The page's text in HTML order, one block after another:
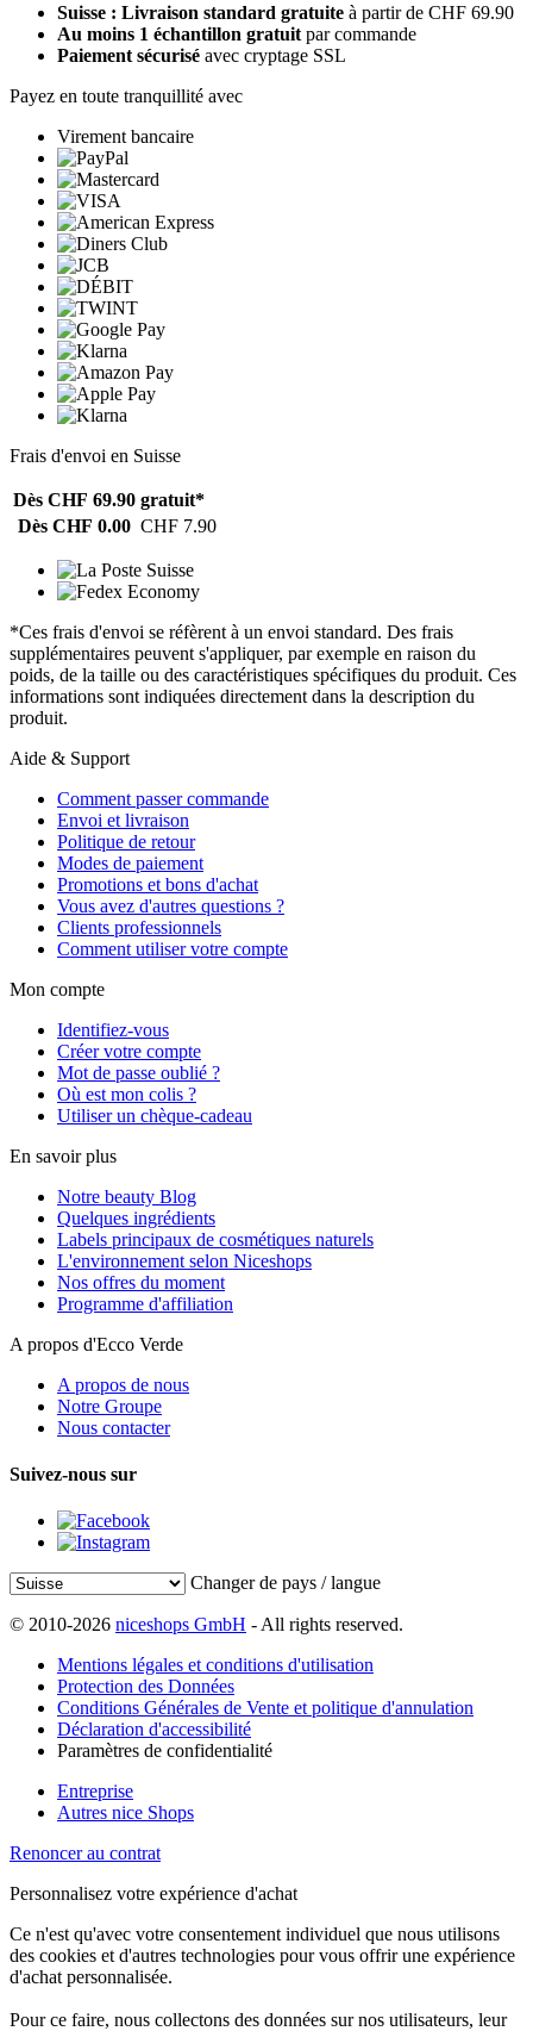
Suisse : Livraison standard gratuite à partir de CHF 69.90
Au moins 1 échantillon gratuit par commande
Paiement sécurisé avec cryptage SSL
Payez en toute tranquillité avec
Virement bancaire
Frais d'envoi en Suisse
Dès CHF 69.90 gratuit*
Dès CHF 0.00 CHF 7.90
*Ces frais d'envoi se réfèrent à un envoi standard. Des frais
supplémentaires peuvent s'appliquer, par exemple en raison du
poids, de la taille ou des caractéristiques spécifiques du produit. Ces
informations sont indiquées directement dans la description du
produit.
Aide & Support
Comment passer commande
Envoi et livraison
Politique de retour
Modes de paiement
Promotions et bons d'achat
Vous avez d'autres questions ?
Clients professionnels
Comment utiliser votre compte
Mon compte
Identifiez-vous
Créer votre compte
Mot de passe oublié ?
Où est mon colis ?
Utiliser un chèque-cadeau
En savoir plus
Notre beauty Blog
Quelques ingrédients
Labels principaux de cosmétiques naturels
L'environnement selon Niceshops
Nos offres du moment
Programme d'affiliation
A propos d'Ecco Verde
A propos de nous
Notre Groupe
Nous contacter
Suivez-nous sur
Changer de pays / langue
© 2010-2026 niceshops GmbH - All rights reserved.
Mentions légales et conditions d'utilisation
Protection des Données
Conditions Générales de Vente et politique d'annulation
Déclaration d'accessibilité
Paramètres de confidentialité
Entreprise
Autres nice Shops
Renoncer au contrat
Personnalisez votre expérience d'achat
Ce n'est qu'avec votre consentement individuel que nous utilisons
des cookies et d'autres technologies pour vous offrir une expérience
d'achat personnalisée.
Pour ce faire, nous collectons des données sur nos utilisateurs, leur